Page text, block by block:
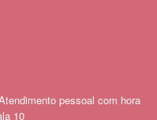
pessoal com hora
10